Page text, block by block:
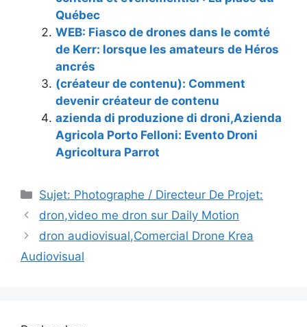
Québec
WEB: Fiasco de drones dans le comté
de Kerr: lorsque les amateurs de Héros
ancrés
(créateur de contenu): Comment
devenir créateur de contenu
azienda di produzione di droni,Azienda
Agricola Porto Felloni: Evento Droni
Agricoltura Parrot
Catégories
Sujet: Photographe / Directeur De Projet:
dron,video me dron sur Daily Motion
dron audiovisual,Comercial Drone Krea
Audiovisual